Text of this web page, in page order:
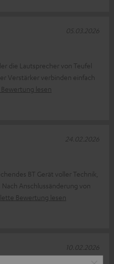
die Lautsprecher von Teufel
Verstärker verbinden einfach
lesen
05.03.2026
BT Gerät voller Technik,
Anschlussänderung von
Bewertung lesen
24.02.2026
10.02.2026